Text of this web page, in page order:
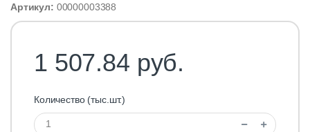
Артикул: 00000003388
1 507.84 руб.
Количество (тыс.шт.)